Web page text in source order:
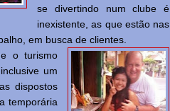
se divertindo num clube é
inexistente, as que estão nas
em busca de clientes.
o turismo
um
dispostos
temporária